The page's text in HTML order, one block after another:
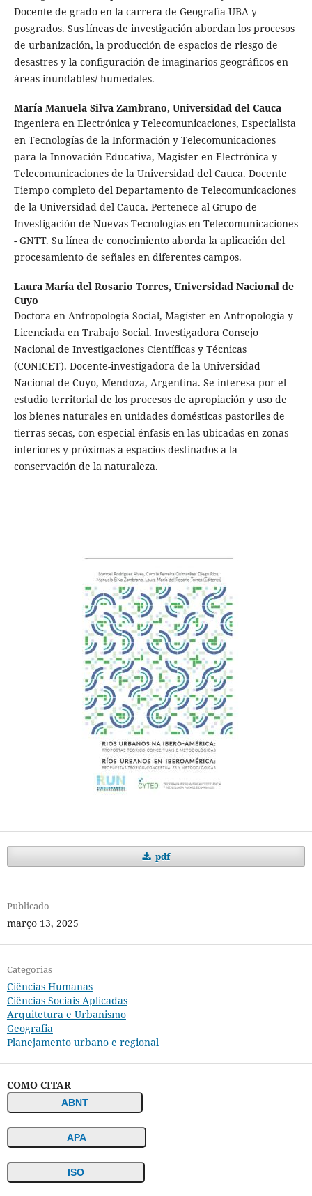
Docente de grado en la carrera de Geografía-UBA y
posgrados. Sus líneas de investigación abordan los procesos
de urbanización, la producción de espacios de riesgo de
desastres y la configuración de imaginarios geográficos en
áreas inundables/ humedales.
María Manuela Silva Zambrano, Universidad del Cauca
Ingeniera en Electrónica y Telecomunicaciones, Especialista
en Tecnologías de la Información y Telecomunicaciones
para la Innovación Educativa, Magister en Electrónica y
Telecomunicaciones de la Universidad del Cauca. Docente
Tiempo completo del Departamento de Telecomunicaciones
de la Universidad del Cauca. Pertenece al Grupo de
Investigación de Nuevas Tecnologías en Telecomunicaciones
- GNTT. Su línea de conocimiento aborda la aplicación del
procesamiento de señales en diferentes campos.
Laura María del Rosario Torres, Universidad Nacional de
Cuyo
Doctora en Antropología Social, Magíster en Antropología y
Licenciada en Trabajo Social. Investigadora Consejo
Nacional de Investigaciones Científicas y Técnicas
(CONICET). Docente-investigadora de la Universidad
Nacional de Cuyo, Mendoza, Argentina. Se interesa por el
estudio territorial de los procesos de apropiación y uso de
los bienes naturales en unidades domésticas pastoriles de
tierras secas, con especial énfasis en las ubicadas en zonas
interiores y próximas a espacios destinados a la
conservación de la naturaleza.
pdf
Publicado
março 13, 2025
Categorias
Ciências Humanas
Ciências Sociais Aplicadas
Arquitetura e Urbanismo
Geografia
Planejamento urbano e regional
COMO CITAR
ABNT
APA
ISO